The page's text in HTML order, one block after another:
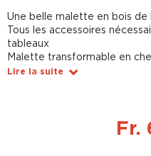
Une belle malette en bois de
Tous les accessoires
tableaux
Malette transformable en
Lire la suite
Fr.